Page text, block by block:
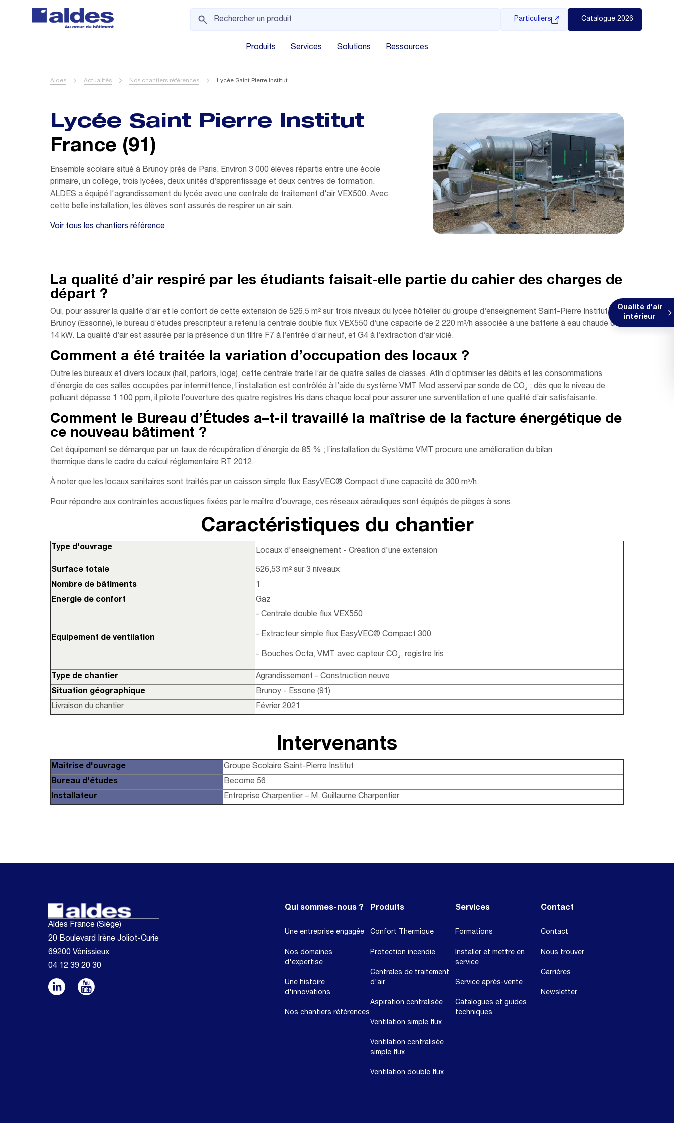
Particuliers Catalogue 2026
Produits Services Solutions Ressources
Aldes Actualités Nos chantiers références Lycée Saint Pierre Institut
Qualité d'air
intérieur
Lycée Saint Pierre Institut
France (91)
Ensemble scolaire situé à Brunoy près de Paris. Environ 3 000 élèves répartis entre une école
primaire, un collège, trois lycées, deux unités d’apprentissage et deux centres de formation.
ALDES a équipé l'agrandissement du lycée avec une centrale de traitement d'air VEX500. Avec
cette belle installation, les élèves sont assurés de respirer un air sain.
Voir tous les chantiers référence
La qualité d’air respiré par les étudiants faisait-elle partie du cahier des charges de
départ ?​
Oui, pour assurer la qualité d’air et le confort de cette extension de 526,5 m² sur trois niveaux du lycée hôtelier du groupe d’enseignement Saint-Pierre Institut de
Brunoy (Essonne), le bureau d’études prescripteur a retenu la centrale double flux VEX550 d’une capacité de 2 220 m³/h associée à une batterie à eau chaude de
14 kW. La qualité d’air est assurée par la présence d’un filtre F7 à l’entrée d’air neuf, et G4 à l’extraction d’air vicié.​
​Comment a été traitée la variation d’occupation des locaux ?​
Outre les bureaux et divers locaux (hall, parloirs, loge), cette centrale traite l’air de quatre salles de classes. Afin d’optimiser les débits et les consommations
d’énergie de ces salles occupées par intermittence, l’installation est contrôlée à l’aide du système VMT Mod asservi par sonde de CO₂ ; dès que le niveau de
polluant dépasse 1 100 ppm, il pilote l’ouverture des quatre registres Iris dans chaque local pour assurer une surventilation et une qualité d’air satisfaisante.​
Comment le Bureau d’Études a–t-il travaillé la maîtrise de la facture énergétique de
ce nouveau bâtiment ?​
Cet équipement se démarque par un taux de récupération d’énergie de 85 % ; l’installation du Système VMT procure une amélioration du bilan
thermique dans le cadre du calcul réglementaire RT 2012.​
À noter que les locaux sanitaires sont traités par un caisson simple flux EasyVEC® Compact d’une capacité de 300 m³/h.​
Pour répondre aux contraintes acoustiques fixées par le maître d’ouvrage, ces réseaux aérauliques sont équipés de pièges à sons.
Caractéristiques du chantier
Type d'ouvrage Locaux d'enseignement - Création d'une extension
Surface totale
526,53 m² sur 3 niveaux
Nombre de bâtiments
1
Energie de confort
Gaz
Equipement de ventilation
- Centrale double flux VEX550​
- Extracteur simple flux EasyVEC® Compact 300​
- Bouches Octa, VMT avec capteur CO₂, registre Iris
Type de chantier
Agrandissement - Construction neuve
Situation géographique
Brunoy - Essone (91)
Livraison du chantier
Février 2021
Intervenants
Maîtrise d'ouvrage
Groupe Scolaire Saint-Pierre Institut
Bureau d'études
Become 56
Installateur
Entreprise Charpentier – M. Guillaume Charpentier
Aldes France (Siège)
20 Boulevard Irène Joliot-Curie
69200 Vénissieux
04 12 39 20 30
Qui sommes-nous ?
Une entreprise engagée
Nos domaines
d'expertise
Une histoire
d'innovations
Nos chantiers références
Produits
Confort Thermique
Protection incendie
Centrales de traitement
d'air
Aspiration centralisée
Ventilation simple flux
Ventilation centralisée
simple flux
Ventilation double flux
Services
Formations
Installer et mettre en
service
Service après-vente
Catalogues et guides
techniques
Contact
Contact
Nous trouver
Carrières
Newsletter